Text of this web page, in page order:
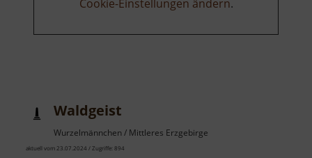
Cookie-Einstellungen ändern.
Waldgeist
Wurzelmännchen / Mittleres Erzgebirge
aktuell vom 23.07.2024 / Zugriffe: 894